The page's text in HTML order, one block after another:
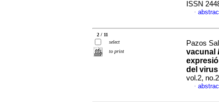
ISSN
·
2 / 11
select
to print
Pazos
vacunal
del
vol.2,
·